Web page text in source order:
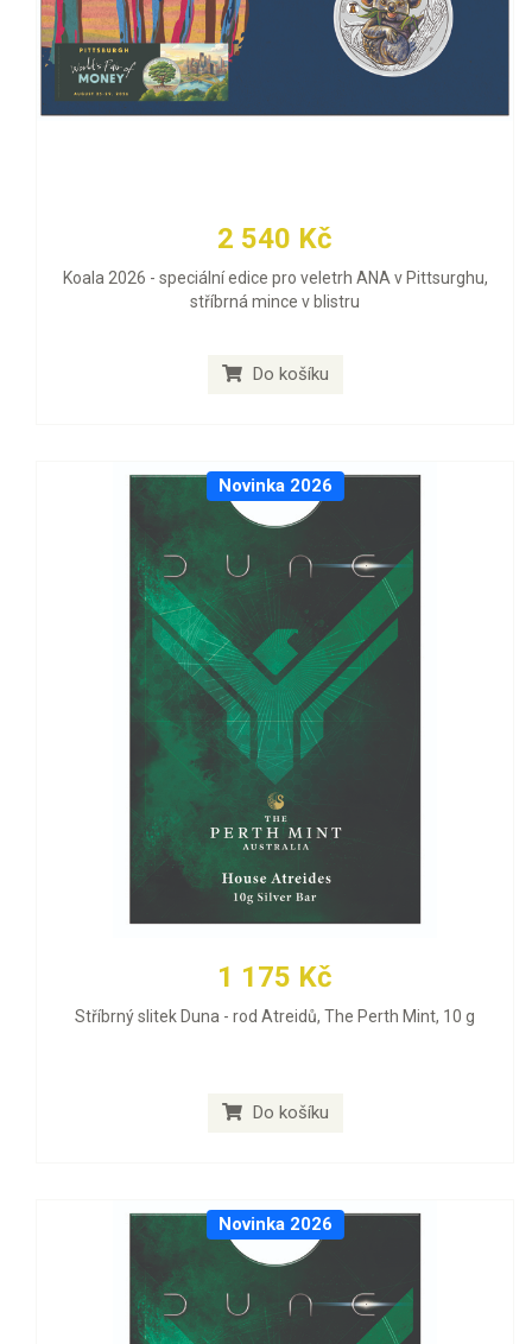
2 540 Kč
Koala 2026 - speciální edice pro veletrh ANA v Pittsurghu,
stříbrná mince v blistru
Do košíku
Novinka 2026
1 175 Kč
Stříbrný slitek Duna - rod Atreidů, The Perth Mint, 10 g
Do košíku
Novinka 2026